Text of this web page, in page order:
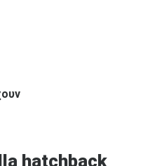
hatchback